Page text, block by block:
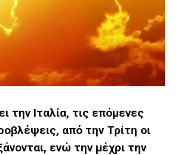
την Ιταλία, τις επόμενες
από την Τρίτη οι
ενώ την μέχρι την